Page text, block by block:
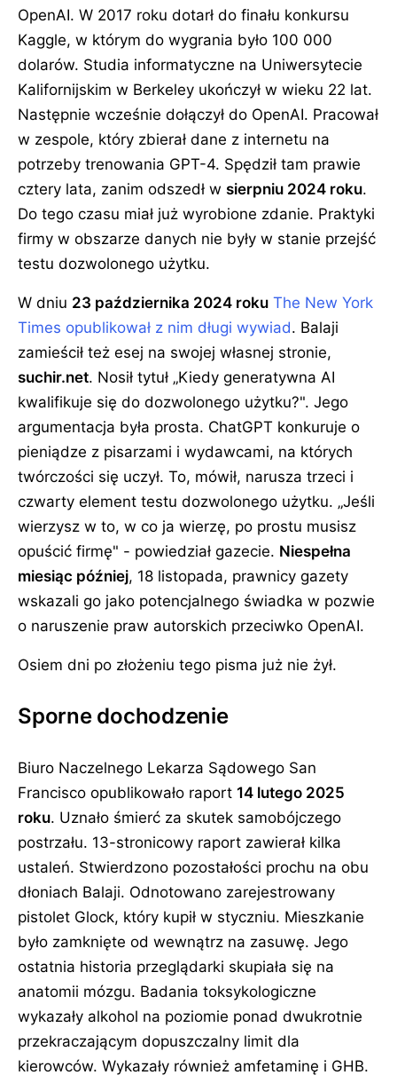
OpenAI. W 2017 roku dotarł do finału konkursu
Kaggle, w którym do wygrania było 100 000
dolarów. Studia informatyczne na Uniwersytecie
Kalifornijskim w Berkeley ukończył w wieku 22 lat.
Następnie wcześnie dołączył do OpenAI. Pracował
w zespole, który zbierał dane z internetu na
potrzeby trenowania GPT-4. Spędził tam prawie
cztery lata, zanim odszedł w sierpniu 2024 roku.
Do tego czasu miał już wyrobione zdanie. Praktyki
firmy w obszarze danych nie były w stanie przejść
testu dozwolonego użytku.
W dniu 23 października 2024 roku The New York
Times opublikował z nim długi wywiad. Balaji
zamieścił też esej na swojej własnej stronie,
suchir.net. Nosił tytuł „Kiedy generatywna AI
kwalifikuje się do dozwolonego użytku?". Jego
argumentacja była prosta. ChatGPT konkuruje o
pieniądze z pisarzami i wydawcami, na których
twórczości się uczył. To, mówił, narusza trzeci i
czwarty element testu dozwolonego użytku. „Jeśli
wierzysz w to, w co ja wierzę, po prostu musisz
opuścić firmę" - powiedział gazecie. Niespełna
miesiąc później, 18 listopada, prawnicy gazety
wskazali go jako potencjalnego świadka w pozwie
o naruszenie praw autorskich przeciwko OpenAI.
Osiem dni po złożeniu tego pisma już nie żył.
Sporne dochodzenie
Biuro Naczelnego Lekarza Sądowego San
Francisco opublikowało raport 14 lutego 2025
roku. Uznało śmierć za skutek samobójczego
postrzału. 13-stronicowy raport zawierał kilka
ustaleń. Stwierdzono pozostałości prochu na obu
dłoniach Balaji. Odnotowano zarejestrowany
pistolet Glock, który kupił w styczniu. Mieszkanie
było zamknięte od wewnątrz na zasuwę. Jego
ostatnia historia przeglądarki skupiała się na
anatomii mózgu. Badania toksykologiczne
wykazały alkohol na poziomie ponad dwukrotnie
przekraczającym dopuszczalny limit dla
kierowców. Wykazały również amfetaminę i GHB.